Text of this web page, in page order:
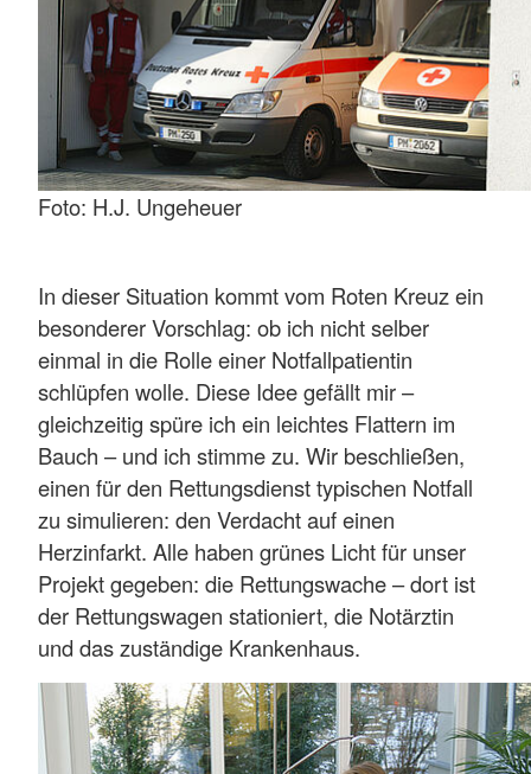
Foto: H.J. Ungeheuer
In dieser Situation kommt vom Roten Kreuz ein
besonderer Vorschlag: ob ich nicht selber
einmal in die Rolle einer Notfallpatientin
schlüpfen wolle. Diese Idee gefällt mir –
gleichzeitig spüre ich ein leichtes Flattern im
Bauch – und ich stimme zu. Wir beschließen,
einen für den Rettungsdienst typischen Notfall
zu simulieren: den Verdacht auf einen
Herzinfarkt. Alle haben grünes Licht für unser
Projekt gegeben: die Rettungswache – dort ist
der Rettungswagen stationiert, die Notärztin
und das zuständige Krankenhaus.